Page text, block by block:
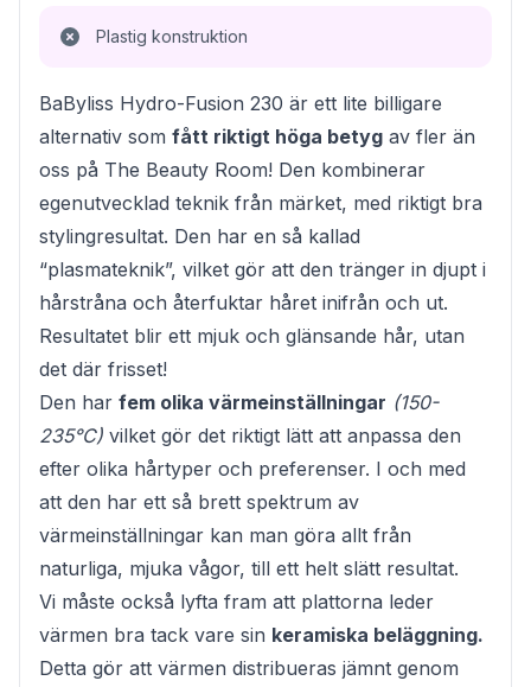
Plastig konstruktion
BaByliss Hydro-Fusion 230 är ett lite billigare
alternativ som fått riktigt höga betyg av fler än
oss på The Beauty Room! Den kombinerar
egenutvecklad teknik från märket, med riktigt bra
stylingresultat. Den har en så kallad
“plasmateknik”, vilket gör att den tränger in djupt i
hårstråna och återfuktar håret inifrån och ut.
Resultatet blir ett mjuk och glänsande hår, utan
det där frisset!
Den har fem olika värmeinställningar (150-
235°C) vilket gör det riktigt lätt att anpassa den
efter olika hårtyper och preferenser. I och med
att den har ett så brett spektrum av
värmeinställningar kan man göra allt från
naturliga, mjuka vågor, till ett helt slätt resultat.
Vi måste också lyfta fram att plattorna leder
värmen bra tack vare sin keramiska beläggning.
Detta gör att värmen distribueras jämnt genom